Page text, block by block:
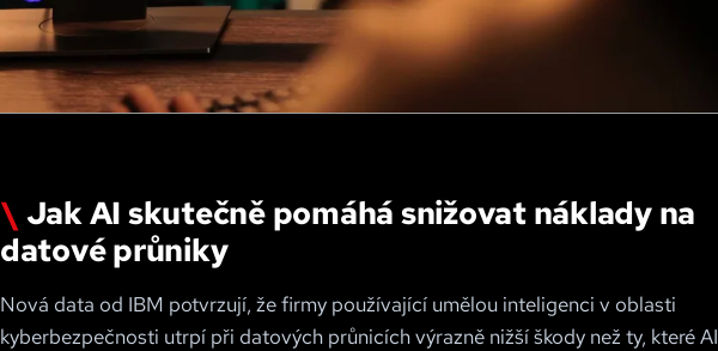
Jak AI skutečně pomáhá snižovat náklady na
datové průniky
Nová data od IBM potvrzují, že firmy používající umělou inteligenci v oblasti
kyberbezpečnosti utrpí při datových průnicích výrazně nižší škody než ty, které AI